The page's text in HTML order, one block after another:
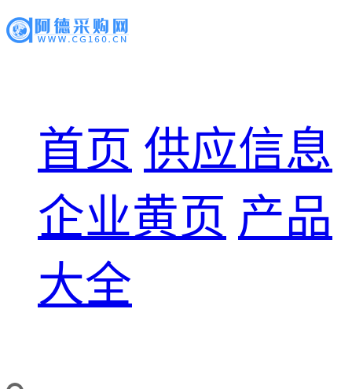
首页 供应信息
企业黄页 产品
大全